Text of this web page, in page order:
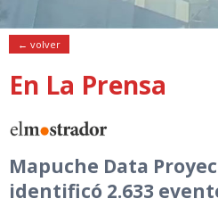
← volver
En La Prensa
Mapuche Data
identificó 2.633